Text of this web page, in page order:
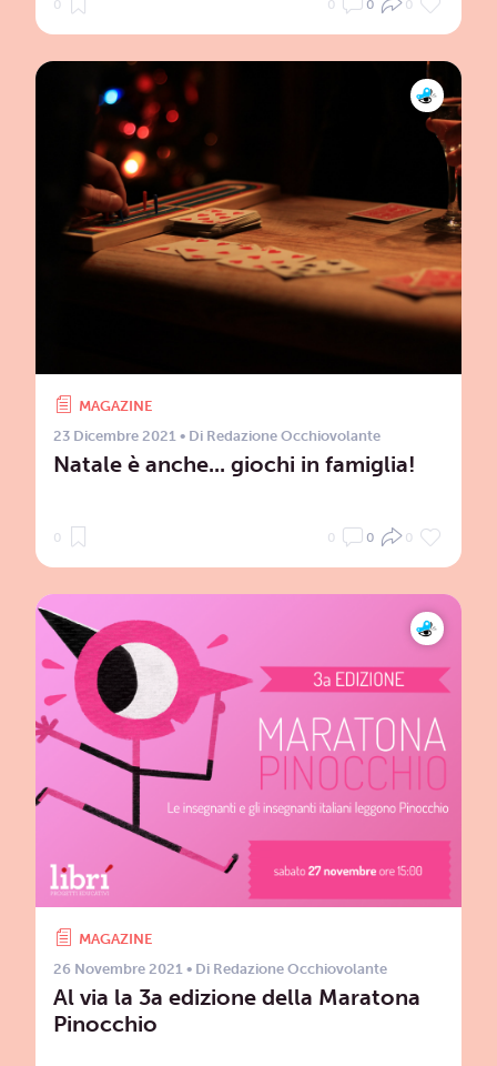
0 0 0 0
MAGAZINE
23 Dicembre 2021 • Di Redazione Occhiovolante
Natale è anche... giochi in famiglia!
0 0 0 0
MAGAZINE
26 Novembre 2021 • Di Redazione Occhiovolante
Al via la 3a edizione della Maratona
Pinocchio